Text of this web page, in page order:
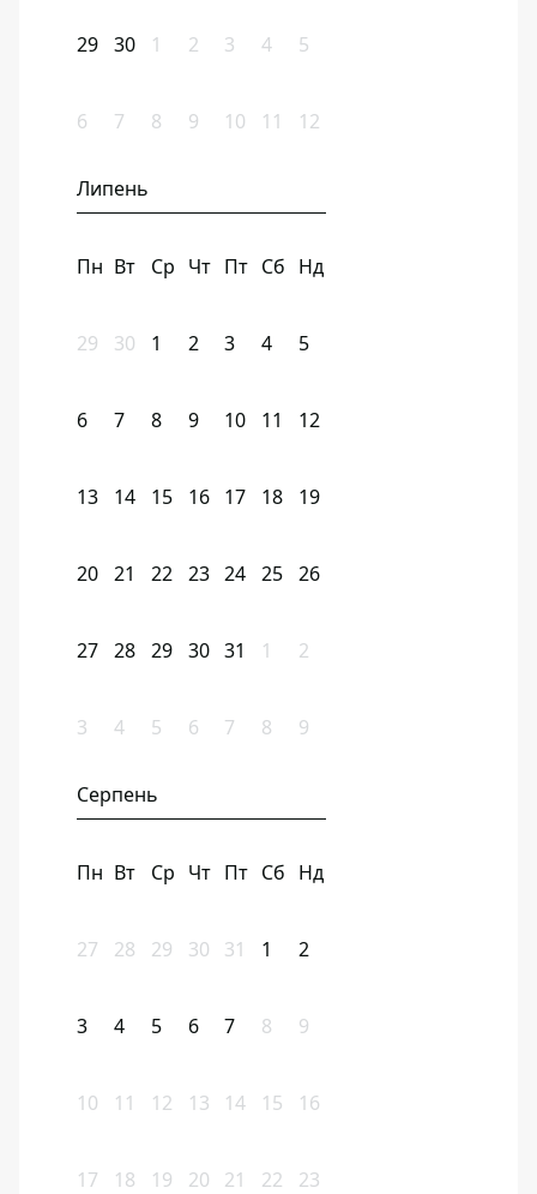
29 30 1 2 3 4 5
6 7 8 9 10 11 12
Липень
Пн Вт Ср Чт Пт Сб Нд
29 30 1 2 3 4 5
6 7 8 9 10 11 12
13 14 15 16 17 18 19
20 21 22 23 24 25 26
27 28 29 30 31 1 2
3 4 5 6 7 8 9
Серпень
Пн Вт Ср Чт Пт Сб Нд
27 28 29 30 31 1 2
3 4 5 6 7 8 9
10 11 12 13 14 15 16
17 18 19 20 21 22 23